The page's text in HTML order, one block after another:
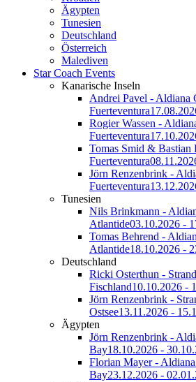
Ägypten
Tunesien
Deutschland
Österreich
Malediven
Star Coach Events
Kanarische Inseln
Andrei Pavel - Aldiana
Fuerteventura
Rogier Wassen -
Fuerteventura
Tomas Smid &
Fuerteventura
Jörn Renzenbrink -
Fuerteventura
Tunesien
Nils Brinkmann -
Atlantide03.10.2026 -
Tomas Behrend -
Atlantide18.10.2026 -
Deutschland
Ricki Osterthun -
Fischland10.10.2026 -
Jörn Renzenbrink -
Ostsee13.11.2026 -
Ägypten
Jörn Renzenbrink -
Bay18.10.2026 -
Florian Mayer -
Bay23.12.2026 -